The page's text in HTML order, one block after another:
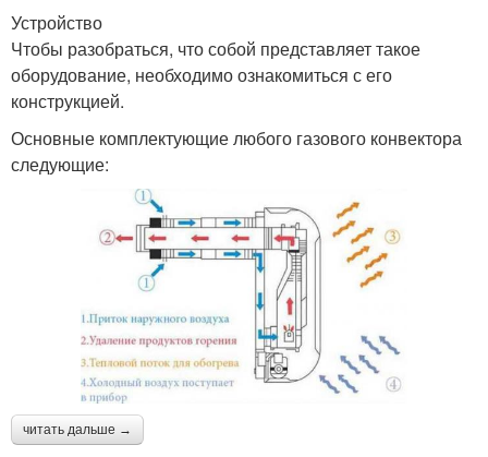
Устройство
Чтобы разобраться, что собой представляет такое
оборудование, необходимо ознакомиться с его
конструкцией.
Основные комплектующие любого газового конвектора
следующие:
читать дальше →